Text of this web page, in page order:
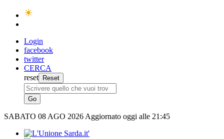
Login
facebook
twitter
CERCA
reset
SABATO 08 AGO 2026 Aggiornato oggi alle 21:45